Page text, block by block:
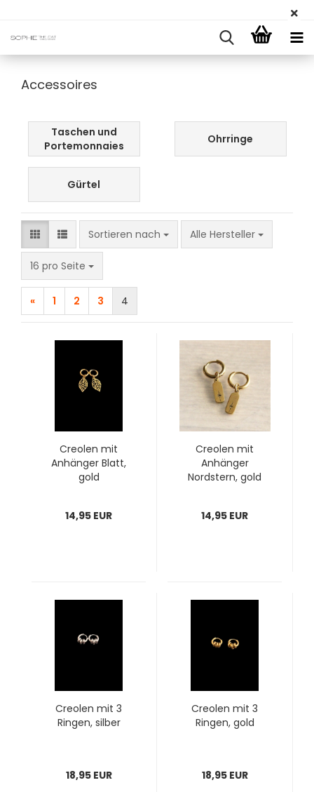
Accessoires
Taschen und
Portemonnaies
Ohrringe
Gürtel
Sortieren nach
Sortieren nach Alle Hersteller
16 pro Seite
pro Seite
« 1 2 3 4
Creolen mit
Anhänger Blatt,
gold
14,95 EUR
Creolen mit
Anhänger
Nordstern, gold
14,95 EUR
Creolen mit 3
Ringen, silber
18,95 EUR
Creolen mit 3
Ringen, gold
18,95 EUR